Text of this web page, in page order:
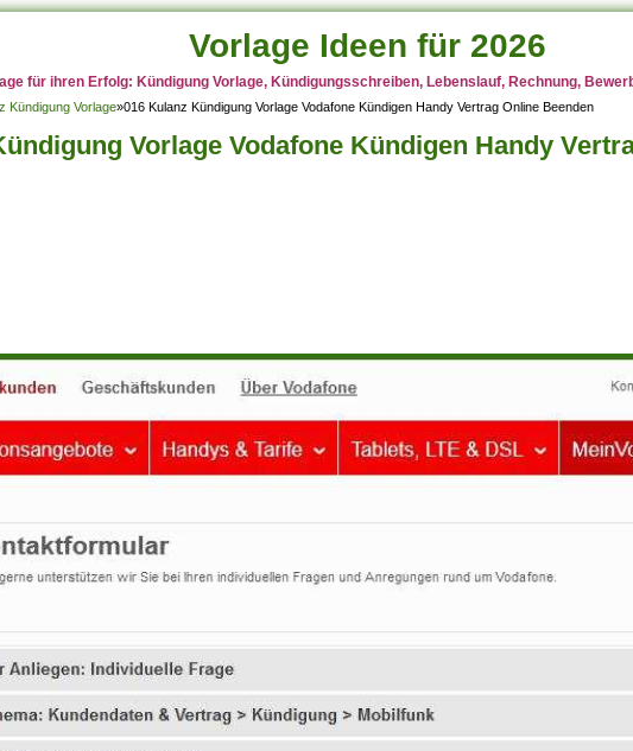
Vorlage Ideen für 2026
für ihren Erfolg: Kündigung Vorlage, Kündigungsschreiben, Lebenslauf, Rechnung,
Kündigung Vorlage»016 Kulanz Kündigung Vorlage Vodafone Kündigen Handy Vertrag Online Beenden
Vorlage Vodafone Kündigen Handy